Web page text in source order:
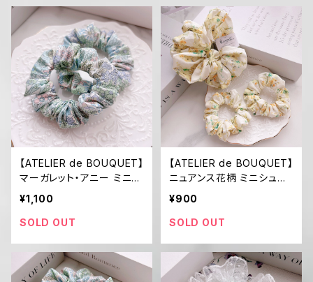
【ATELIER de BOUQUET】
マーガレット・アニー ミニシ
ュシュ2個セット
¥1,100
SOLD OUT
【ATELIER de BOUQUET】
ニュアンス花柄 ミニシュシ
ュ2個セット(イエロー)
¥900
SOLD OUT